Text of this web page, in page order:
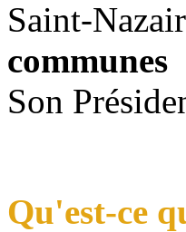
Saint-
Son
Qu'est-ce